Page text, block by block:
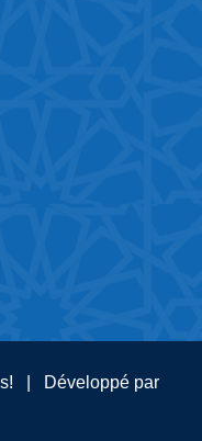
| Développé par